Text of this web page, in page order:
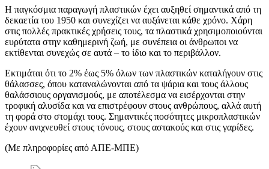
Η παγκόσμια παραγωγή πλαστικών έχει αυξηθεί σημαντικά από τη
δεκαετία του 1950 και συνεχίζει να αυξάνεται κάθε χρόνο. Χάρη
στις πολλές πρακτικές χρήσεις τους, τα πλαστικά χρησιμοποιούνται
ευρύτατα στην καθημερινή ζωή, με συνέπεια οι άνθρωποι να
εκτίθενται συνεχώς σε αυτά – το ίδιο και το περιβάλλον.
Εκτιμάται ότι το 2% έως 5% όλων των πλαστικών καταλήγουν στις
θάλασσες, όπου καταναλώνονται από τα ψάρια και τους άλλους
θαλάσσιους οργανισμούς, με αποτέλεσμα να εισέρχονται στην
τροφική αλυσίδα και να επιστρέφουν στους ανθρώπους, αλλά αυτή
τη φορά στο στομάχι τους. Σημαντικές ποσότητες μικροπλαστικών
έχουν ανιχνευθεί στους τόνους, στους αστακούς και στις γαρίδες.
(Με πληροφορίες από ΑΠΕ-ΜΠΕ)